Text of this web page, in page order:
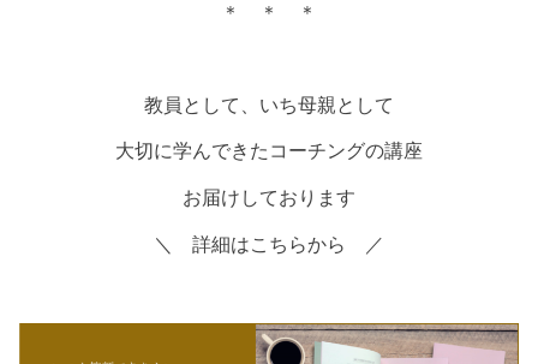
＊ ＊ ＊
教員として、いち母親として
大切に学んできたコーチングの講座
お届けしております
＼ 詳細はこちらから ／